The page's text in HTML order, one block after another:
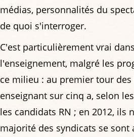
médias, personnalités du
de quoi s'interroger.
C'est particulièrement vrai
l'enseignement, malgré les
ce milieu : au premier tour des
enseignant sur cinq a, selon
les candidats RN ; en 2012, ils
majorité des syndicats se sont